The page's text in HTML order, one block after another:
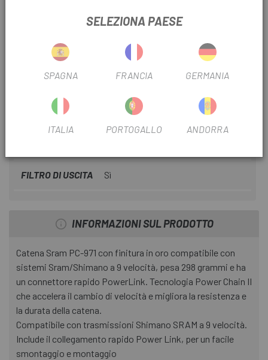
INFORMAZIONI SU CATENA SRAM 971 CON 114
MAGLIE PER 9 VELOCITÀ.
SCHEDA PRODOTTO
FILTRO STAGIONALE 2015
FILTRO DI USCITA Sì
INFORMAZIONI SUL PRODOTTO
Catena Sram PC-971 con finitura in oro compatibile con
sistemi Sram/Shimano a 9 velocità, pesa 298 grammi e ha
un connettore rapido PowerLink. Tecnologia Power Chain II
che accelera il cambio di velocità e migliora la resistenza e
la durata della catena.
Compatibile con trasmissioni Shimano SRAM a 9 velocità.
Include il collegamento rapido Power Link, per un facile
smontaggio e montaggio
SELEZIONA PAESE
SPAGNA FRANCIA GERMANIA
ITALIA PORTOGALLO ANDORRA